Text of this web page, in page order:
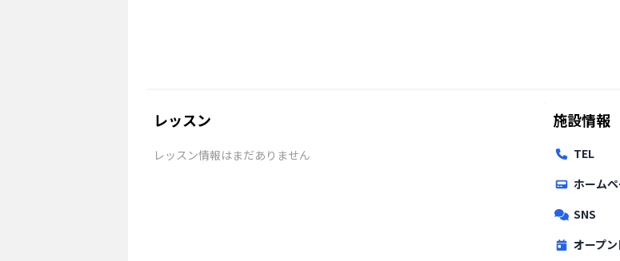
レッスン
レッスン情報はまだありません
施設情報
TEL
ホーム
SNS
オープン